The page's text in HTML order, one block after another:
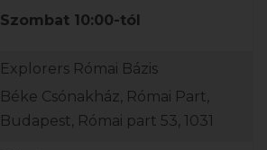
Szombat 10:00-tól
Explorers Római Bázis
Béke Csónakház, Római Part,
Budapest, Római part 53, 1031